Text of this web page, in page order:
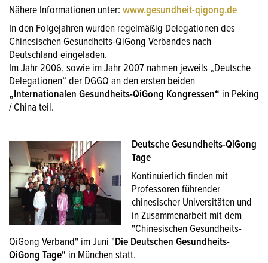
Nähere Informationen unter: www.gesundheit-qigong.de
In den Folgejahren wurden regelmäßig Delegationen des
Chinesischen Gesundheits-QiGong Verbandes nach
Deutschland eingeladen.
Im Jahr 2006, sowie im Jahr 2007 nahmen jeweils „Deutsche
Delegationen“ der DGGQ an den ersten beiden
„Internationalen Gesundheits-QiGong Kongressen“ in Peking
/ China teil.
Deutsche Gesundheits-QiGong
Tage
Kontinuierlich finden mit
Professoren führender
chinesischer Universitäten und
in Zusammenarbeit mit dem
"Chinesischen Gesundheits-
QiGong Verband" im Juni "Die Deutschen Gesundheits-
QiGong Tage" in München statt.